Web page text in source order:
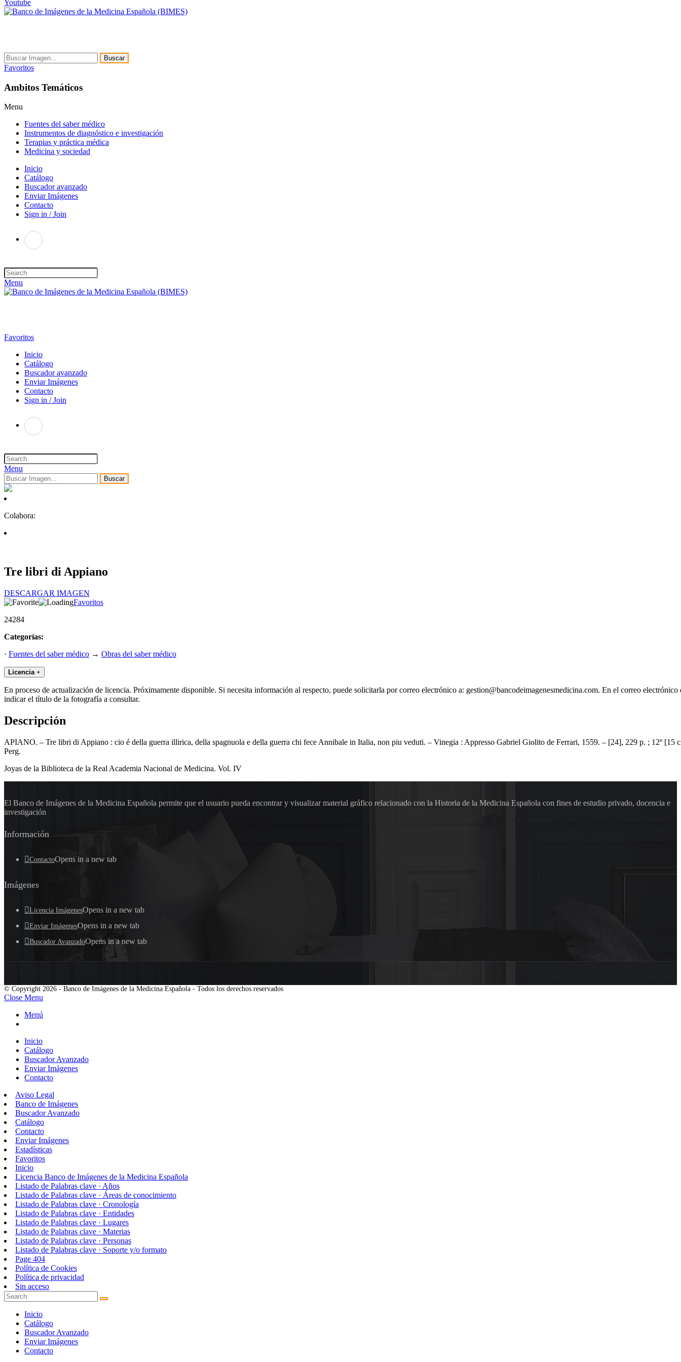
Youtube
Buscar
Favoritos
Ambitos Temáticos
Menu
Fuentes del saber médico
Instrumentos de diagnóstico e investigación
Terapias y práctica médica
Medicina y sociedad
Inicio
Catálogo
Buscador avanzado
Enviar Imágenes
Contacto
Sign in / Join
Menu
Favoritos
Inicio
Catálogo
Buscador avanzado
Enviar Imágenes
Contacto
Sign in / Join
Menu
Buscar
Colabora:
Tre libri di Appiano
DESCARGAR IMAGEN
Favoritos
24284
Categorías:
· Fuentes del saber médico → Obras del saber médico
Licencia +
En proceso de actualización de licencia. Próximamente disponible. Si necesita información al respecto, puede solicitarla por correo electrónico a: gestion@bancodeimagenesmedicina.com. En el correo electrónico
indicar el título de la fotografía a consultar.
Descripción
APIANO. – Tre libri di Appiano : cio é della guerra illirica, della spagnuola e della guerra chi fece Annibale in Italia, non piu veduti. – Vinegia : Appresso Gabriel Giolito de Ferrari, 1559. – [24], 229 p. ; 12º [15
Perg.
Joyas de la Biblioteca de la Real Academia Nacional de Medicina. Vol. IV
El Banco de Imágenes de la Medicina Española permite que el usuario pueda encontrar y visualizar material gráfico relacionado con la Historia de la Medicina Española con fines de estudio privado, docencia e
investigación
Información
ContactoOpens in a new tab
Imágenes
Licencia ImágenesOpens in a new tab
Enviar ImágenesOpens in a new tab
Buscador AvanzadoOpens in a new tab
© Copyright 2026 - Banco de Imágenes de la Medicina Española - Todos los derechos reservados
Close Menu
Menú
Inicio
Catálogo
Buscador Avanzado
Enviar Imágenes
Contacto
Aviso Legal
Banco de Imágenes
Buscador Avanzado
Catálogo
Contacto
Enviar Imágenes
Estadísticas
Favoritos
Inicio
Licencia Banco de Imágenes de la Medicina Española
Listado de Palabras clave · Años
Listado de Palabras clave · Áreas de conocimiento
Listado de Palabras clave · Cronología
Listado de Palabras clave · Entidades
Listado de Palabras clave · Lugares
Listado de Palabras clave · Materias
Listado de Palabras clave · Personas
Listado de Palabras clave · Soporte y/o formato
Page 404
Política de Cookies
Política de privacidad
Sin acceso
Inicio
Catálogo
Buscador Avanzado
Enviar Imágenes
Contacto